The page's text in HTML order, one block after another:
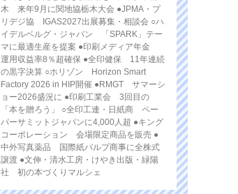
木 来年9月に関地協栃木大会 ●JPMA・プ
リデジ協 IGAS2027出展募集・相談会 ○ハ
イデルベルグ・ジャパン 「SPARK」テー
マに最適生産を提案 ●印刷メディア年金
運用収益率8％超確保 ●全印健保 11年連続
の黒字決算 ○ホリゾン Horizon Smart
Factory 2026 in HIP開催 ●RMGT サマーシ
ョー2026盛況に ●印刷工業会 3回目の
「本を贈ろう」 ○全印工連・日紙商 ペー
パーサミットジャパンに4,000人超 ●キング
コーポレーション 会場限定商品を販売 ●
中外写真薬品 国際紙パルプ商事に全株式
譲渡 ●文伸・清水工房・けやき出版・緑陽
社 初の本づくりマルシェ